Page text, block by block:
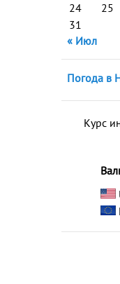
24
25
31
« Июл
Погода в
Курс